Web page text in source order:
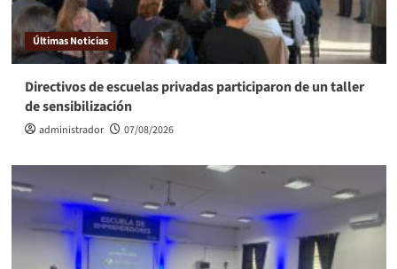
Últimas Noticias
Directivos de escuelas privadas participaron de un taller
de sensibilización
administrador 07/08/2026